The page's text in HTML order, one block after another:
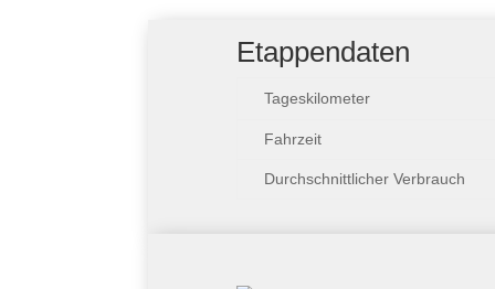
Etappendaten
Tageskilometer
Fahrzeit
Durchschnittlicher Verbrauch